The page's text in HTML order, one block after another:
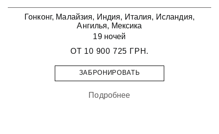
Гонконг, Малайзия, Индия, Италия, Исландия,
Ангилья, Мексика
19 ночей
ОТ 10 900 725 ГРН.
ЗАБРОНИРОВАТЬ
Подробнее